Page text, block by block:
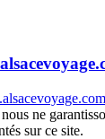
ne
sur ce site.